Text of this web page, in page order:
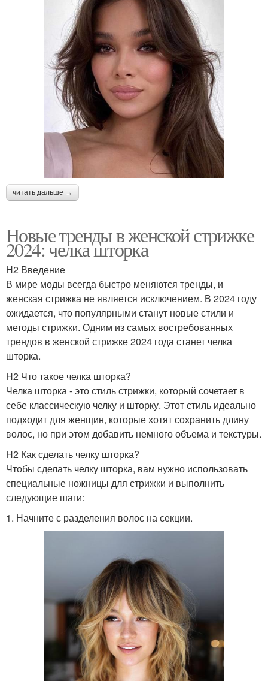
читать дальше →
Новые тренды в женской стрижке
2024: челка шторка
H2 Введение
В мире моды всегда быстро меняются тренды, и
женская стрижка не является исключением. В 2024 году
ожидается, что популярными станут новые стили и
методы стрижки. Одним из самых востребованных
трендов в женской стрижке 2024 года станет челка
шторка.
H2 Что такое челка шторка?
Челка шторка - это стиль стрижки, который сочетает в
себе классическую челку и шторку. Этот стиль идеально
подходит для женщин, которые хотят сохранить длину
волос, но при этом добавить немного объема и текстуры.
H2 Как сделать челку шторка?
Чтобы сделать челку шторка, вам нужно использовать
специальные ножницы для стрижки и выполнить
следующие шаги:
1. Начните с разделения волос на секции.